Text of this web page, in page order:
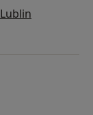
Lublin